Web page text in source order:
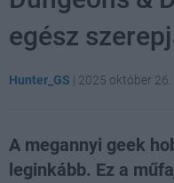
egész
Hunter_GS | 2025 október 26.
A megannyi geek
leginkább. Ez a